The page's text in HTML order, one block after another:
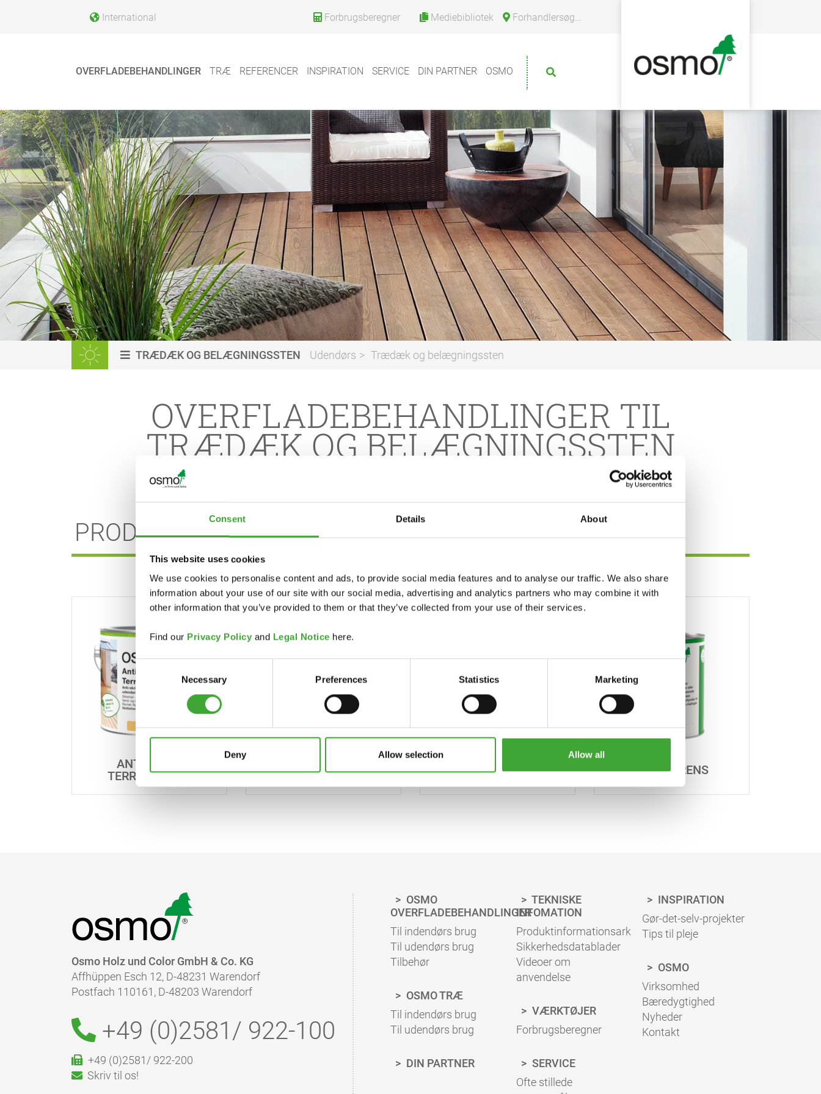
Consent Details About
This website uses cookies
We use cookies to personalise content and ads, to provide social media features and to analyse our traffic. We also share
information about your use of our site with our social media, advertising and analytics partners who may combine it with
other information that you’ve provided to them or that they’ve collected from your use of their services.
Find our Privacy Policy and Legal Notice here.
Consent
Selection
Necessary Preferences Statistics Marketing
Deny Allow selection Allow all
International Forbrugsberegner Mediebibliotek Forhandlersøgning
OVERFLADEBEHANDLINGER TRÆ REFERENCER INSPIRATION SERVICE DIN PARTNER OSMO
TRÆDÆK OG BELÆGNINGSSTEN Udendørs Trædæk og belægningssten
OVERFLADEBEHANDLINGER TIL
TRÆDÆK OG BELÆGNINGSSTEN
PRODUKT OVERSIGT
ANTI-SKRID
TERRASSEOLIE
OLIE
OLIETRÆBEJDSE
PENSELRENS
Osmo Holz und Color GmbH & Co. KG
Affhüppen Esch 12, D-48231 Warendorf
Postfach 110161, D-48203 Warendorf
+49 (0)2581/ 922-100
+49 (0)2581/ 922-200
Skriv til os!
OSMO
OVERFLADEBEHANDLINGER
Til indendørs brug
Til udendørs brug
Tilbehør
OSMO TRÆ
Til indendørs brug
Til udendørs brug
DIN PARTNER
TEKNISKE
INFOMATION
Produktinformationsark
Sikkerhedsdatablader
Videoer om
anvendelse
VÆRKTØJER
Forbrugsberegner
SERVICE
Ofte stillede
INSPIRATION
Gør-det-selv-projekter
Tips til pleje
OSMO
Virksomhed
Bæredygtighed
Nyheder
Kontakt